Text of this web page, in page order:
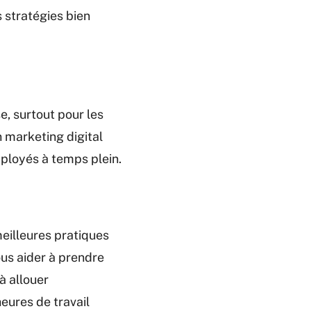
stratégies bien
surtout pour les
marketing digital
à temps plein.
pratiques
aider à prendre
allouer
de travail